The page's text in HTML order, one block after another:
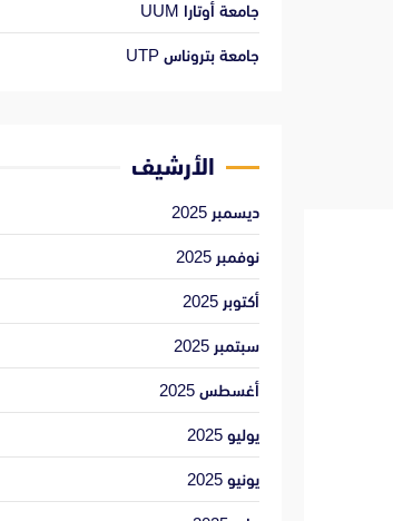
جامعة أوتارا UUM
جامعة بتروناس UTP
الأرشيف
ديسمبر 2025
نوفمبر 2025
أكتوبر 2025
سبتمبر 2025
أغسطس 2025
يوليو 2025
يونيو 2025